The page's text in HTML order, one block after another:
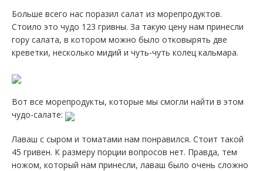
Больше всего нас поразил салат из морепродуктов.
Стоило это чудо 123 гривны. За такую цену нам принесли
гору салата, в котором можно было отковырять две
креветки, несколько мидий и чуть-чуть колец кальмара.
Вот все морепродукты, которые мы смогли найти в этом
чудо-салате:
Лаваш с сыром и томатами нам понравился. Стоит такой
45 гривен. К размеру порции вопросов нет. Правда, тем
ножом, который нам принесли, лаваш было очень сложно